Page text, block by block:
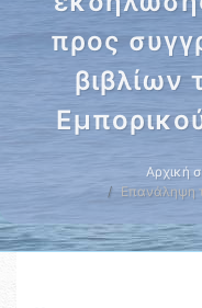
προς
Αρχική
Επανάληψη